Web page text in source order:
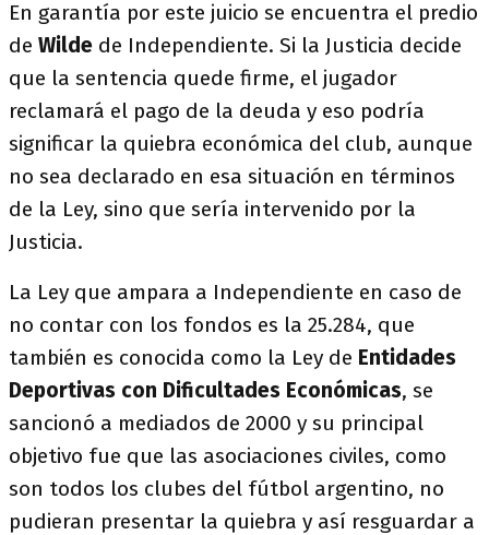
En garantía por este juicio se encuentra el predio
de Wilde de Independiente. Si la Justicia decide
que la sentencia quede firme, el jugador
reclamará el pago de la deuda y eso podría
significar la quiebra económica del club, aunque
no sea declarado en esa situación en términos
de la Ley, sino que sería intervenido por la
Justicia.
La Ley que ampara a Independiente en caso de
no contar con los fondos es la 25.284, que
también es conocida como la Ley de Entidades
Deportivas con Dificultades Económicas, se
sancionó a mediados de 2000 y su principal
objetivo fue que las asociaciones civiles, como
son todos los clubes del fútbol argentino, no
pudieran presentar la quiebra y así resguardar a